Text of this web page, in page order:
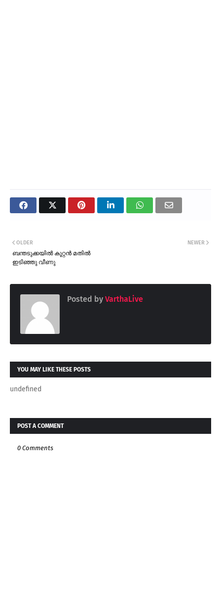
NEWER
OLDER
ബന്തടുക്കയിൽ കൂറ്റൻ മതിൽ
ഇടിഞ്ഞു വീണു
Posted by VarthaLive
YOU MAY LIKE THESE POSTS
undefined
POST A COMMENT
0 Comments